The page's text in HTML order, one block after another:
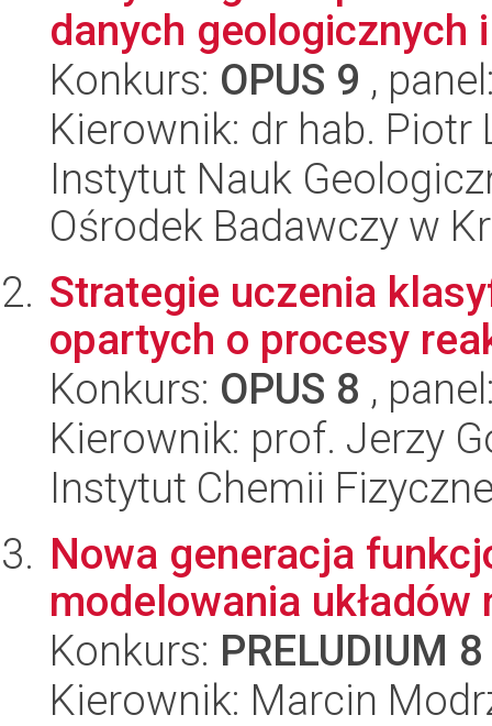
danych geologicznych
Konkurs: OPUS 9 ,
Kierownik: dr hab. Piotr
Instytut Nauk
Ośrodek Badawczy w
Strategie uczenia
opartych o procesy
Konkurs: OPUS 8 ,
Kierownik: prof. Jerzy
Instytut Chemii
Nowa generacja
modelowania
Konkurs: PRELUDIUM 8
Kierownik: Marcin